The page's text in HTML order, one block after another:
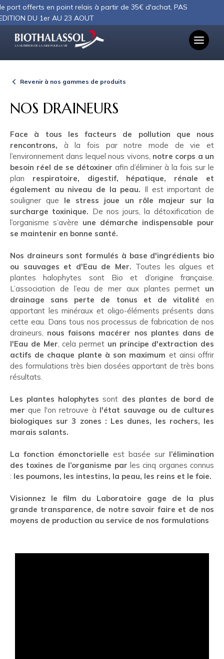
offerts en point relais à partir de 35€ d'achat, PAS
DU 1er AU 23 AOUT
LA NUTRITION DE LA MER POUR LA VIE
Revenir à nos gammes de produits
NOS DRAINEURS
Face à tous les facteurs de pollution que nous
rencontrons, à la fois par notre mode de vie et
l’environnement dans lequel nous vivons, notre corps a un
besoin réel de se détoxiner afin d’éliminer à la fois sur le
plan respiratoire, digestif, hépatique, rénale et
également au niveau de la peau. Il est important de
souligner que le stress joue un rôle majeur sur la
surcharge toxinique. De nos jours, la détoxification de
l’organisme s’avère une démarche indispensable pour
se maintenir en bonne santé.
Nos draineurs sont formulés à base d'ingrédients bio
ou sauvages et d'Eau de Mer. Toutes les algues et
plantes halophytes sont Bio et d’origine française.
L’association de l’eau de mer aux plantes permet un
drainage sans perte de tonus et de vitalité en
apportant les minéraux et oligo-éléments présents dans
cette eau. Dans tous nos processus de fabrication de nos
draineurs, nous faisons macérer nos plantes dans de
l'Eau de Mer, cela permet un principe d'extraction des
actifs de chaque plante à son maximum et ainsi offrir
des formulations très bien dosées apportant de très bons
résultats.
Les plantes halophytessont des plantes de bord de
mer que l'on retrouve à l'état sauvage ou de cultures
biologiques sur 3 zones : Les dunes, les rochers, les
marais salants.
La fonction émonctorielle est basée sur l’élimination
des toxines de l’organisme par les cinq organes connus
: les poumons, les intestins, la peau, les reins et le foie.
Visionnez le film du Laboratoire gage de la plus
grande transparence, de notre savoir faire et de nos
moyens de production au service de nos formulations
Panneau de gestion des cookies